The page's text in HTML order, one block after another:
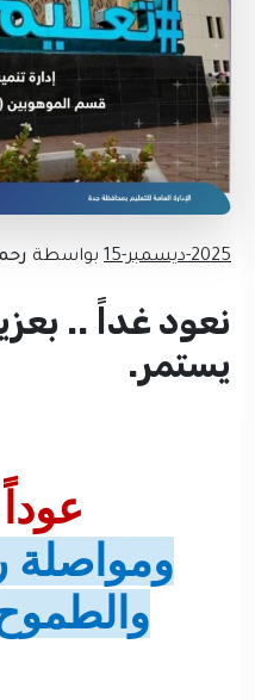
2025-ديسمبر-15 بواسطة
نعود غداً ..
يستمر.
ومواصلة